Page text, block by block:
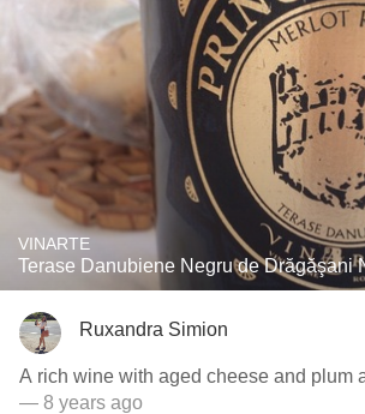
VINARTE
Terase Danubiene Negru de Drăgăşani
Ruxandra Simion
A rich wine with aged cheese and plum
— 8 years ago